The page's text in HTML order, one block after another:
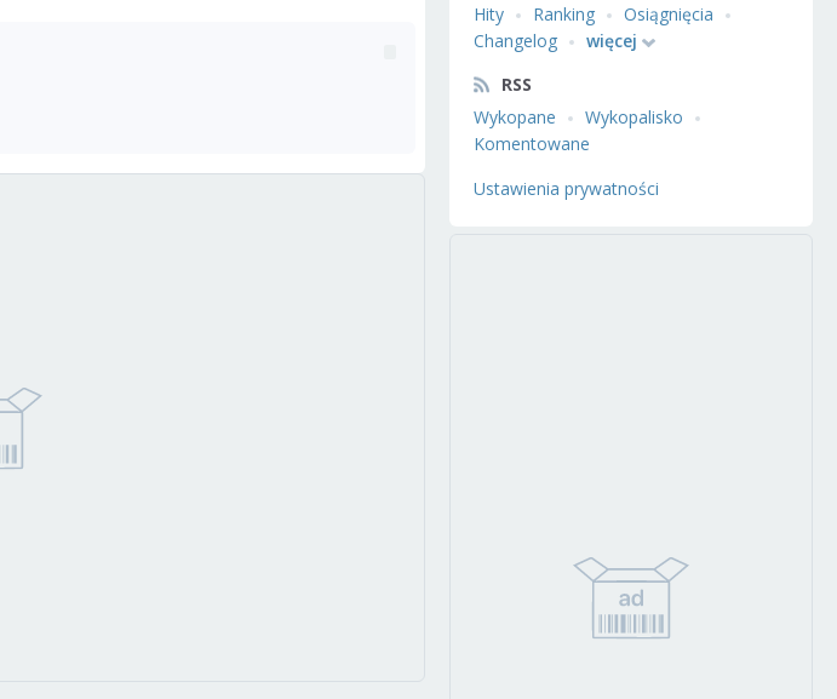
Hity
Ranking
Osiągnięcia
Changelog
więcej
RSS
Wykopane
Wykopalisko
Komentowane
Ustawienia prywatności